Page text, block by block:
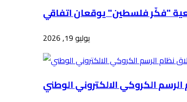
يوليو 19, 2026